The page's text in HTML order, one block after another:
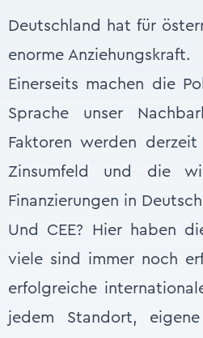
Deutschland hat für
enorme Anziehungskraft.
Einerseits machen die
Sprache unser
Faktoren werden
Zinsumfeld und die
Finanzierungen in
Und CEE? Hier haben
viele sind immer noch
erfolgreiche
jedem Standort,